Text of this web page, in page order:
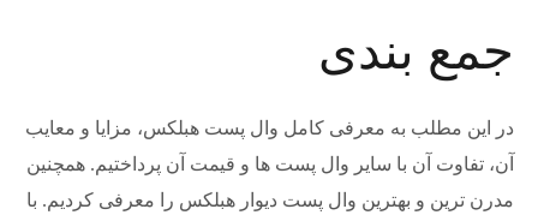
جمع بندی
در این مطلب به معرفی کامل وال پست هبلکس، مزایا و معایب
آن، تفاوت آن با سایر وال پست ها و قیمت آن پرداختیم. همچنین
مدرن ترین و بهترین وال پست دیوار هبلکس را معرفی کردیم. با